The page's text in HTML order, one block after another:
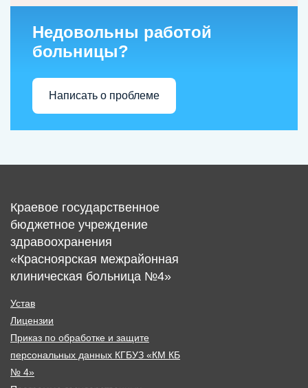
Недовольны работой
больницы?
Написать о проблеме
Краевое государственное
бюджетное учреждение
здравоохранения
«Красноярская межрайонная
клиническая больница №4»
Устав
Лицензии
Приказ по обработке и защите
персональных данных КГБУЗ «КМ КБ
№ 4»